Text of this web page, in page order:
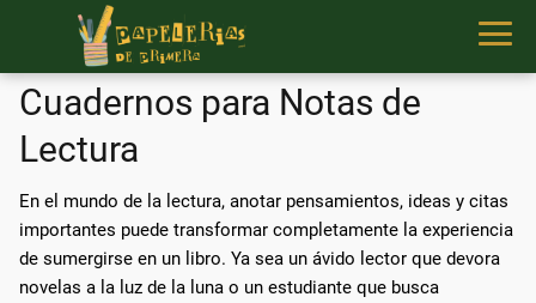
Cuadernos para Notas de
Lectura
En el mundo de la lectura, anotar pensamientos, ideas y citas
importantes puede transformar completamente la experiencia
de sumergirse en un libro. Ya sea un ávido lector que devora
novelas a la luz de la luna o un estudiante que busca